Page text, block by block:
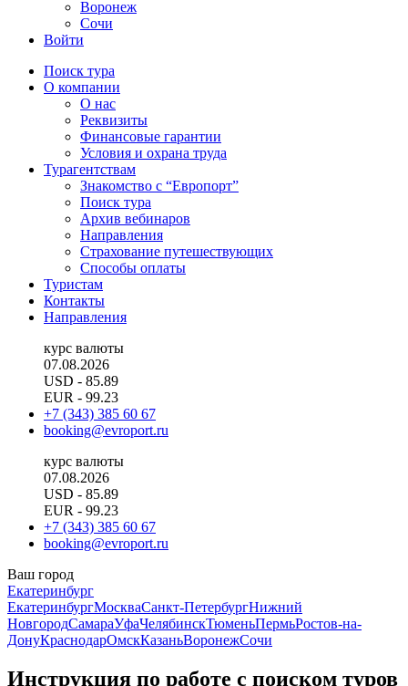
Воронеж
Сочи
Войти
Поиск тура
О компании
О нас
Реквизиты
Финансовые гарантии
Условия и охрана труда
Турагентствам
Знакомство с “Европорт”
Поиск тура
Архив вебинаров
Направления
Страхование путешествующих
Способы оплаты
Туристам
Контакты
Направления
курс валюты
07.08.2026
USD - 85.89
EUR - 99.23
+7 (343) 385 60 67
booking@evroport.ru
курс валюты
07.08.2026
USD - 85.89
EUR - 99.23
+7 (343) 385 60 67
booking@evroport.ru
Ваш город
Екатеринбург
ЕкатеринбургМоскваСанкт-ПетербургНижний
НовгородСамараУфаЧелябинскТюменьПермьРостов-на-
ДонуКраснодарОмскКазаньВоронежСочи
Инструкция по работе с поиском туров